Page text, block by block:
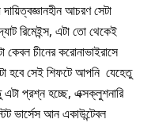
আচরণ সেটা
রিমেইন্স, এটা তো থেকেই
কেবল চীনের করোনাভাইরাসে
হবে সেই শিফটে আপনি যেহেতু
প্রশ্ন হচ্ছে, এক্সক্লুশনারি
ভার্সেস আন একাউন্টেবল